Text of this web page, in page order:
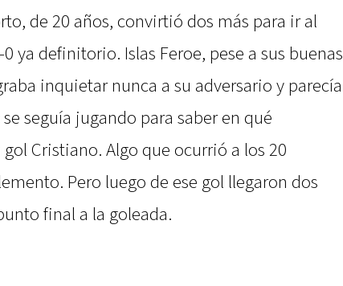
de 20 años, convirtió dos más para ir al
ya definitorio. Islas Feroe, pese a sus buenas
inquietar nunca a su adversario y parecía
seguía jugando para saber en qué
Cristiano. Algo que ocurrió a los 20
Pero luego de ese gol llegaron dos
final a la goleada.